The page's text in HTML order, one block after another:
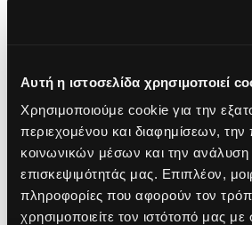
Αυτή η ιστοσελίδα χρησιμοποιεί
Χρησιμοποιούμε cookie για την
περιεχομένου και διαφημίσεων, την
κοινωνικών μέσων και την ανάλυση
επισκεψιμότητάς μας. Επιπλέον,
πληροφορίες που αφορούν τον
χρησιμοποιείτε τον ιστότοπό μας με
Human
We invest
in a safe, meritocratic and
environment
COMPATIBILITY & SAFETY